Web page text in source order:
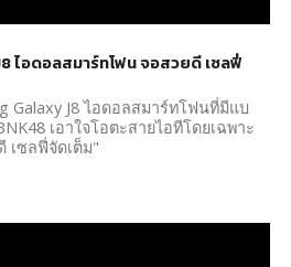
ไอดอลสมาร์ทโฟน จอสวยดี เซลฟี่
Galaxy J8 ไอดอลสมาร์ทโฟนที่มีแบ
เอาใจโอตะสายไอทีโดยเฉพาะ
เซลฟี่จัดเต็ม"